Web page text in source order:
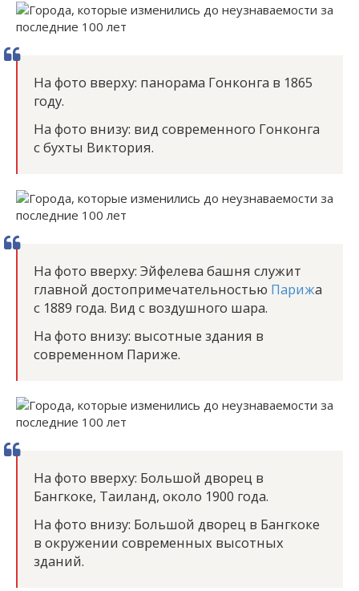
На фото вверху: панорама Гонконга в 1865
году.
На фото внизу: вид современного Гонконга
с бухты Виктория.
На фото вверху: Эйфелева башня служит
главной достопримечательностью Парижа
с 1889 года. Вид с воздушного шара.
На фото внизу: высотные здания в
современном Париже.
На фото вверху: Большой дворец в
Бангкоке, Таиланд, около 1900 года.
На фото внизу: Большой дворец в Бангкоке
в окружении современных высотных
зданий.